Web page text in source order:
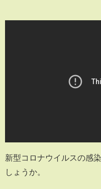
新型コロナウイルスの感
しょうか。